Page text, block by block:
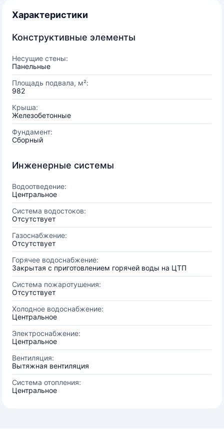
Характеристики
Конструктивные элементы
Несущие стены:
Панельные
Площадь подвала, м²:
982
Крыша:
Железобетонные
Фундамент:
Сборный
Инженерные системы
Водоотведение:
Центральное
Система водостоков:
Отсутствует
Газоснабжение:
Отсутствует
Горячее водоснабжение:
Закрытая с приготовлением горячей воды на ЦТП
Система пожаротушения:
Отсутствует
Холодное водоснабжение:
Центральное
Электроснабжение:
Центральное
Вентиляция:
Вытяжная вентиляция
Система отопления:
Центральное